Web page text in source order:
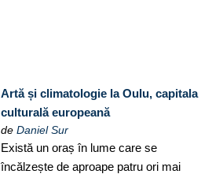
Artă și climatologie la Oulu, capitala
culturală europeană
deDaniel Sur
Există un oraș în lume care se
încălzește de aproape patru ori mai